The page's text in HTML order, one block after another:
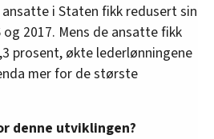
i Staten fikk redusert sin
2017. Mens de ansatte fikk
prosent, økte lederlønningene
mer for de største
denne utviklingen?